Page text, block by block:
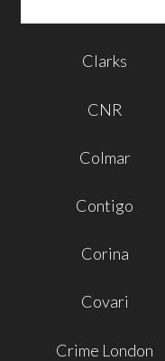
Clarks
CNR
Colmar
Contigo
Corina
Covari
Crime London